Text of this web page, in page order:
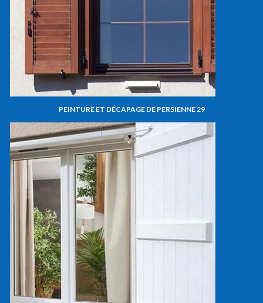
PEINTURE ET DÉCAPAGE DE PERSIENNE 29